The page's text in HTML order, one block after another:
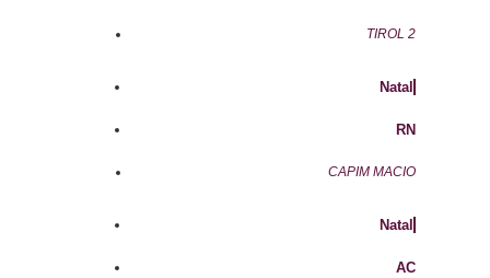
TIROL 2
Natal
RN
CAPIM MACIO
Natal
AC